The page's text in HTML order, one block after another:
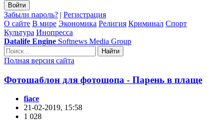
Войти
Забыли пароль? | Регистрация
О сайте В мире Экономика Религия Криминал Спорт
Культура Инопресса
Datalife Engine Softnews Media Group
Найти
Полная версия сайта
Фотошаблон для фотошопа - Парень в плаще
fiace
21-02-2019, 15:58
1 028